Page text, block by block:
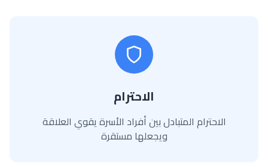
الاحترام
الاحترام المتبادل بين أفراد الأسرة يقوي العلاقة
ويجعلها مستقرة